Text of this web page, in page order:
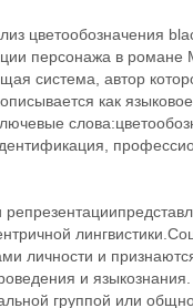
цветообозначения
персонажа в
система, автор
как
личности и
и
группой или